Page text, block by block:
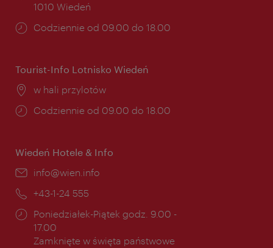
1010 Wiedeń
Godziny
Codziennie od 09.00 do 18.00
Tourist-Info Lotnisko Wiedeń
Miejsce:
w hali przylotów
Godziny
Codziennie od 09.00 do 18.00
Wiedeń Hotele & Info
E-
info@wien.info
Telefon:
+43-1-24 555
Godziny
otwarcia:
Poniedziałek-Piątek godz. 9.00 -
17.00
Zamknięte w święta państwowe